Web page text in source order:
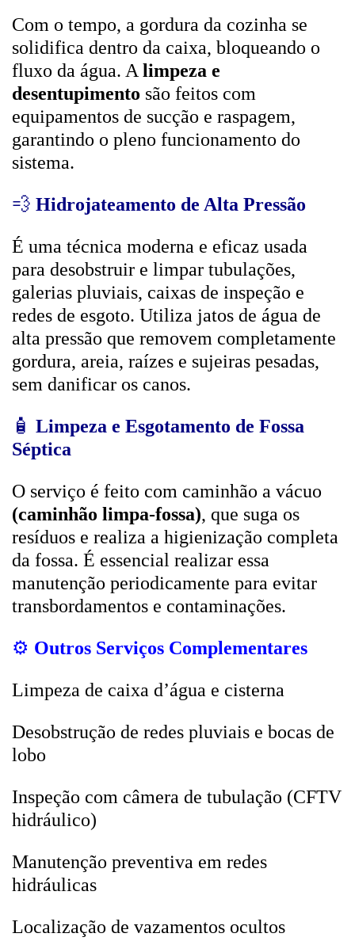
Com o tempo, a gordura da cozinha se
solidifica dentro da caixa, bloqueando o
fluxo da água. A limpeza e
desentupimento são feitos com
equipamentos de sucção e raspagem,
garantindo o pleno funcionamento do
sistema.
💨 Hidrojateamento de Alta Pressão
É uma técnica moderna e eficaz usada
para desobstruir e limpar tubulações,
galerias pluviais, caixas de inspeção e
redes de esgoto. Utiliza jatos de água de
alta pressão que removem completamente
gordura, areia, raízes e sujeiras pesadas,
sem danificar os canos.
🧴 Limpeza e Esgotamento de Fossa
Séptica
O serviço é feito com caminhão a vácuo
(caminhão limpa-fossa), que suga os
resíduos e realiza a higienização completa
da fossa. É essencial realizar essa
manutenção periodicamente para evitar
transbordamentos e contaminações.
⚙️ Outros Serviços Complementares
Limpeza de caixa d’água e cisterna
Desobstrução de redes pluviais e bocas de
lobo
Inspeção com câmera de tubulação (CFTV
hidráulico)
Manutenção preventiva em redes
hidráulicas
Localização de vazamentos ocultos